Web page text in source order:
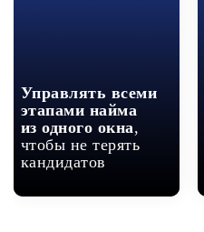
Управлять всеми
этапами найма
из одного окна,
чтобы не терять
кандидатов